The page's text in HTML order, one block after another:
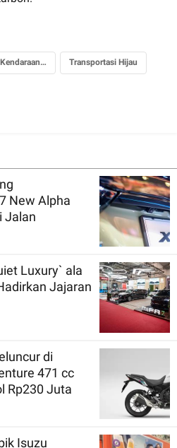
Ekosistem Kendaraan Listrik Transportasi Hijau
New Alpha
Jalan
Luxury` ala
Jajaran
di
471 cc
Rp230 Juta
Isuzu